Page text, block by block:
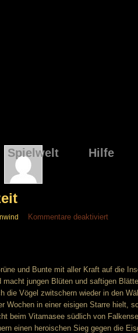
Spielwelt Hilfe
Kommentare deaktiviertfür
und Bunte mit aller Kraft auf die
jungen Blüten und saftigen
die Vögel zwitschern wieder in den
Wochen in einer eisigen Starre hielt,
beim Vitamasee südlich von
einen heroischen Sieg gegen die